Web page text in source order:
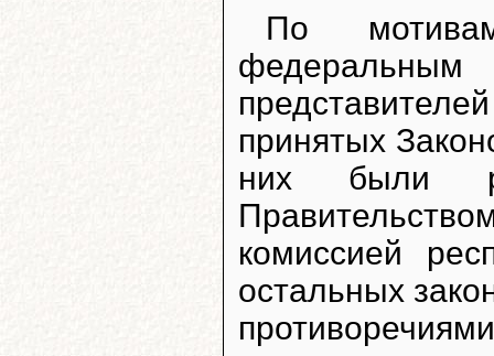
По
принятых
них были
комиссией
остальных